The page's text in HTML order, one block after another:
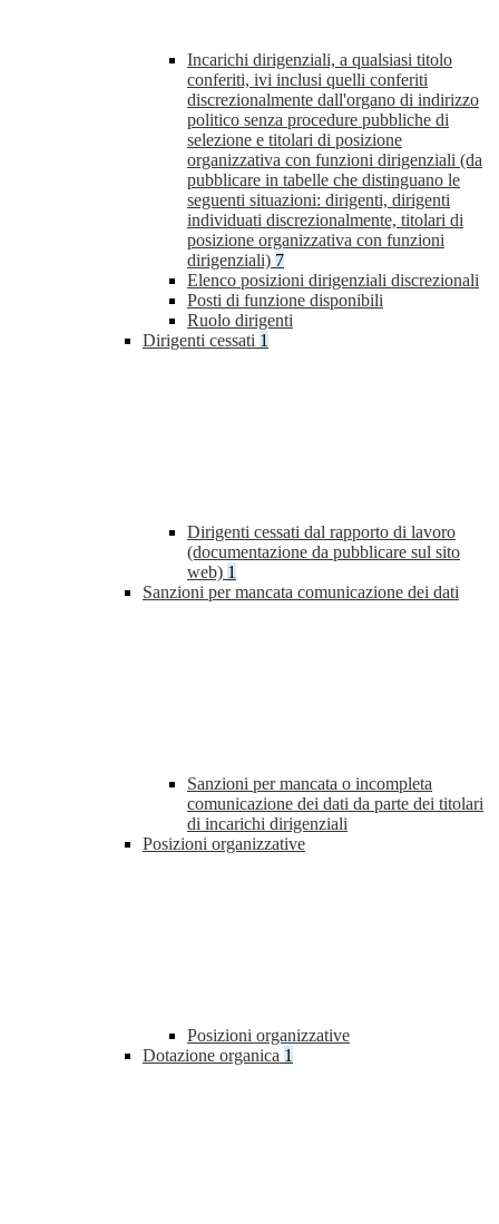
Incarichi dirigenziali, a qualsiasi titolo
conferiti, ivi inclusi quelli conferiti
discrezionalmente dall'organo di indirizzo
politico senza procedure pubbliche di
selezione e titolari di posizione
organizzativa con funzioni dirigenziali (da
pubblicare in tabelle che distinguano le
seguenti situazioni: dirigenti, dirigenti
individuati discrezionalmente, titolari di
posizione organizzativa con funzioni
dirigenziali) 7
Elenco posizioni dirigenziali discrezionali
Posti di funzione disponibili
Ruolo dirigenti
Dirigenti cessati 1
Dirigenti cessati dal rapporto di lavoro
(documentazione da pubblicare sul sito
web) 1
Sanzioni per mancata comunicazione dei dati
Sanzioni per mancata o incompleta
comunicazione dei dati da parte dei titolari
di incarichi dirigenziali
Posizioni organizzative
Posizioni organizzative
Dotazione organica 1